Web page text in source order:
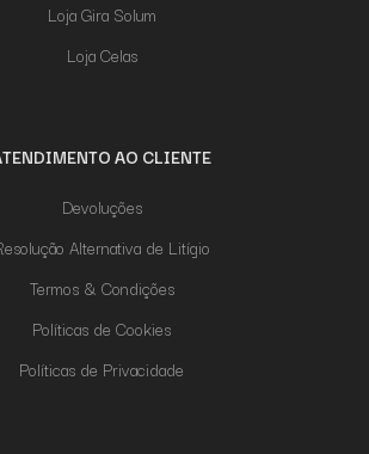
Loja Gira Solum
Loja Celas
AO CLIENTE
Devoluções
Alternativa de Litígio
Termos & Condições
Políticas de Cookies
Políticas de Privacidade